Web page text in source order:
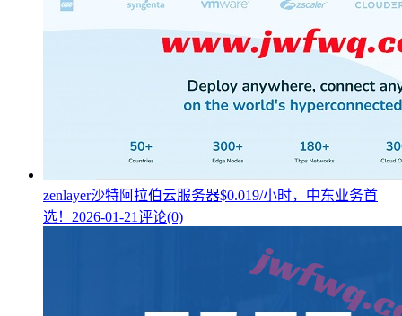
zenlayer沙特阿拉伯云服务器$0.019/小时，中东业务首
选！ 2026-01-21评论(0)